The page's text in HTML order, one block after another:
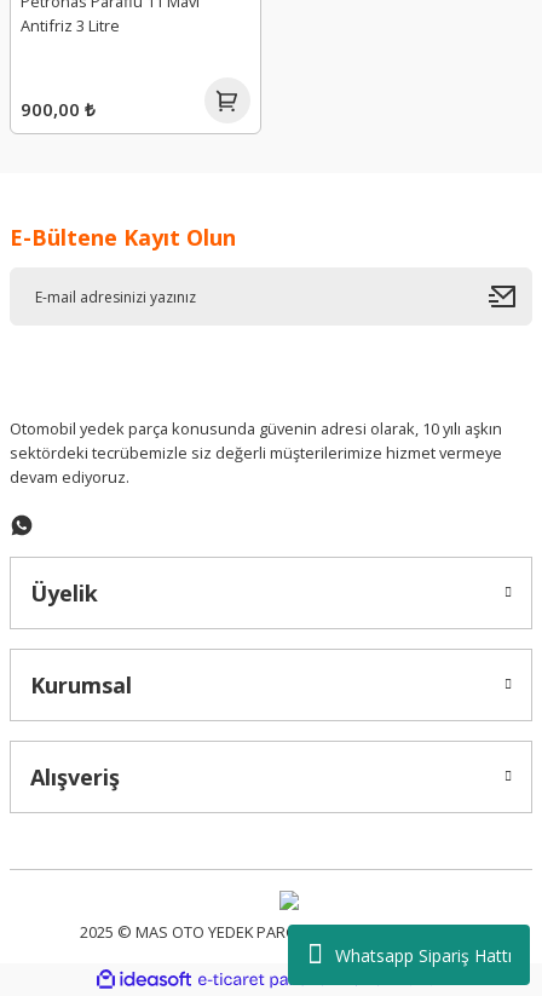
Whatsapp Sipariş Hattı
Antifriz 3 Litre
900,00 ₺
E-Bültene Kayıt Olun
Otomobil yedek parça konusunda güvenin adresi olarak, 10 yılı aşkın
sektördeki tecrübemizle siz değerli müşterilerimize hizmet vermeye
devam ediyoruz.
Üyelik
Kurumsal
Alışveriş
2025 © MAS OTO YEDEK PARÇA - Tüm Hakları Saklıdır.
ideasoft